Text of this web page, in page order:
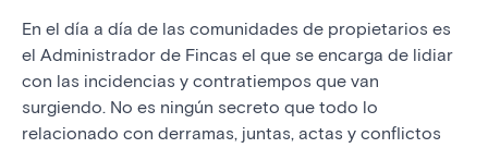
En el día a día de las comunidades de propietarios es
el Administrador de Fincas el que se encarga de lidiar
con las incidencias y contratiempos que van
surgiendo. No es ningún secreto que todo lo
relacionado con derramas, juntas, actas y conflictos